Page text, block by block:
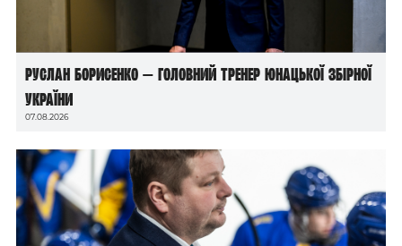
Руслан Борисенко — головний тренер юнацької збірної
України
07.08.2026